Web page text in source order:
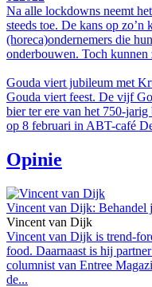
Na alle lockdowns neemt
steeds toe. De kans op zo’n
(horeca)ondernemers die
onderbouwen. Toch kunnen
Gouda viert jubileum met
Gouda viert feest. De vijf
bier ter ere van het 750-jarig
op 8 februari in ABT-café
Opinie
Vincent van Dijk: Behandel
Vincent van Dijk
Vincent van Dijk is trend-
food. Daarnaast is hij
columnist van Entree
de...